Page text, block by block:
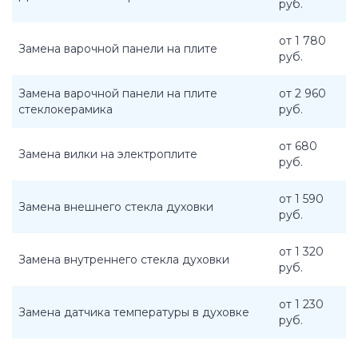
руб.
Замена варочной панели на плите
от 1 780
руб.
Замена варочной панели на плите
стеклокерамика
от 2 960
руб.
Замена вилки на электроплите
от 680
руб.
Замена внешнего стекла духовки
от 1 590
руб.
Замена внутреннего стекла духовки
от 1 320
руб.
Замена датчика температуры в духовке
от 1 230
руб.